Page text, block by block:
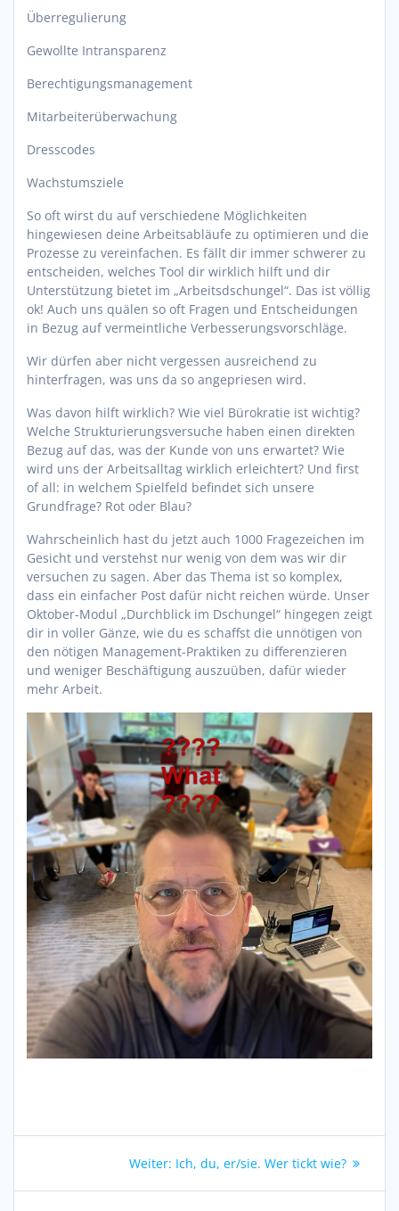
Überregulierung
Gewollte Intransparenz
Berechtigungsmanagement
Mitarbeiterüberwachung
Dresscodes
Wachstumsziele
So oft wirst du auf verschiedene Möglichkeiten
hingewiesen deine Arbeitsabläufe zu optimieren und die
Prozesse zu vereinfachen. Es fällt dir immer schwerer zu
entscheiden, welches Tool dir wirklich hilft und dir
Unterstützung bietet im „Arbeitsdschungel“. Das ist völlig
ok! Auch uns quälen so oft Fragen und Entscheidungen
in Bezug auf vermeintliche Verbesserungsvorschläge.
Wir dürfen aber nicht vergessen ausreichend zu
hinterfragen, was uns da so angepriesen wird.
Was davon hilft wirklich? Wie viel Bürokratie ist wichtig?
Welche Strukturierungsversuche haben einen direkten
Bezug auf das, was der Kunde von uns erwartet? Wie
wird uns der Arbeitsalltag wirklich erleichtert? Und first
of all: in welchem Spielfeld befindet sich unsere
Grundfrage? Rot oder Blau?
Wahrscheinlich hast du jetzt auch 1000 Fragezeichen im
Gesicht und verstehst nur wenig von dem was wir dir
versuchen zu sagen. Aber das Thema ist so komplex,
dass ein einfacher Post dafür nicht reichen würde. Unser
Oktober-Modul „Durchblick im Dschungel“ hingegen zeigt
dir in voller Gänze, wie du es schaffst die unnötigen von
den nötigen Management-Praktiken zu differenzieren
und weniger Beschäftigung auszuüben, dafür wieder
mehr Arbeit.
Beitragsnavigation
Weiter: Nächster
Ich, du, er/sie. Wer tickt wie?